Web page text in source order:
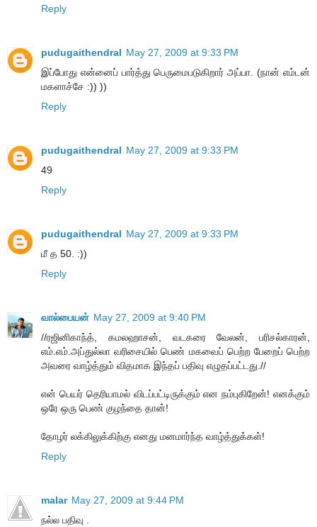
Reply
pudugaithendral May 27, 2009 at 9:33 PM
இப்போது என்னைப் பார்த்து பெருமைபடுகிறார் அப்பா. (நான் எம்டன்
மகளாச்சே :)) ))
Reply
pudugaithendral May 27, 2009 at 9:33 PM
49
Reply
pudugaithendral May 27, 2009 at 9:33 PM
மீ த 50. :))
Reply
வால்பையன் May 27, 2009 at 9:40 PM
//ரஜினிகாந்த், கமலஹாசன், வடகரை வேலன், பரிசல்காரன்,
எம்.எம்.அப்துல்லா வரிசையில் பெண் மகவைப் பெற்ற பேறைப் பெற்ற
அவரை வாழ்த்தும் விதமாக இந்தப் பதிவு எழுதப்பட்டது.//
என் பெயர் தெரியாமல் விடப்பட்டிருக்கும் என நம்புகிறேன்! எனக்கும்
ஒரே ஒரு பெண் குழந்தை தான்!
தோழர் லக்கிலுக்கிற்கு எனது மனமார்ந்த வாழ்த்துக்கள்!
Reply
malar May 27, 2009 at 9:44 PM
நல்ல பதிவு .